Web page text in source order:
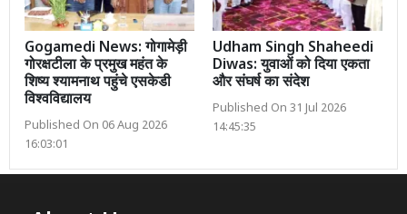
Gogamedi News: गोगामेड़ी
गोरक्षटीला के प्रमुख महंत के
शिष्य श्यामनाथ पहुंचे एसकेडी
विश्वविद्यालय
Published On 06 Aug 2026
16:03:01
Udham Singh Shaheedi
Diwas: युवाओं को दिया एकता
और संघर्ष का संदेश
Published On 31 Jul 2026
14:45:35